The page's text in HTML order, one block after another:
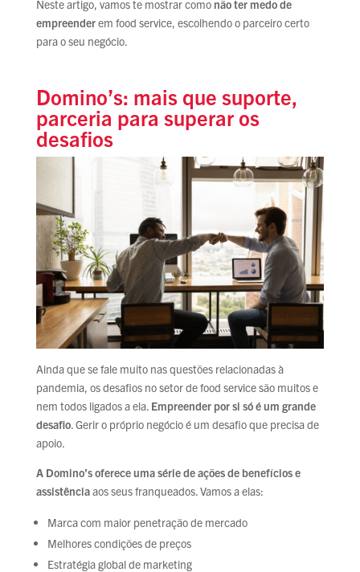
Neste artigo, vamos te mostrar comonão ter medo de
empreenderem food service, escolhendo o parceiro certo
para o seu negócio.
Domino’s: mais que suporte,
parceria para superar os
desafios
Ainda que se fale muito nas questões relacionadas à
pandemia, os desafios no setor de food service são muitos e
nem todos ligados a ela. Empreender por si só é um grande
desafio. Gerir o próprio negócio é um desafio que precisa de
apoio.
A Domino’s oferece uma série de ações de benefícios e
assistênciaaos seus franqueados. Vamos a elas:
Marca com maior penetração de mercado
Melhores condições de preços
Estratégia global de marketing